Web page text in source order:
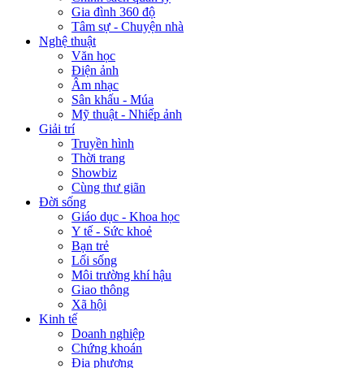
Gia đình 360 độ
Tâm sự - Chuyện nhà
Nghệ thuật
Văn học
Điện ảnh
Âm nhạc
Sân khấu - Múa
Mỹ thuật - Nhiếp ảnh
Giải trí
Truyền hình
Thời trang
Showbiz
Cùng thư giãn
Đời sống
Giáo dục - Khoa học
Y tế - Sức khoẻ
Bạn trẻ
Lối sống
Môi trường khí hậu
Giao thông
Xã hội
Kinh tế
Doanh nghiệp
Chứng khoán
Địa phương